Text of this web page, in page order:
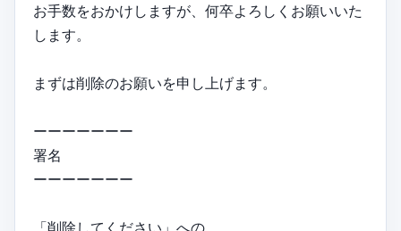
お手数をおかけしますが、何卒よろしくお願いいた
します。
まずは削除のお願いを申し上げます。
ーーーーーーー
署名
ーーーーーーー
「削除してください」への